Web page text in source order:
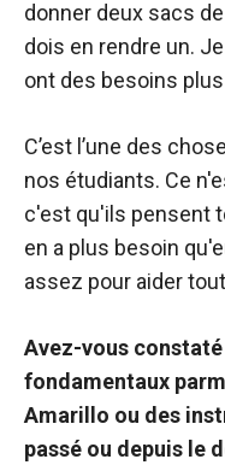
donner deux sacs
dois en rendre un.
ont des besoins
C’est l’une des
nos étudiants. Ce
c'est qu'ils pensent
en a plus besoin
assez pour aider
Avez-vous
fondamentaux
Amarillo ou des
passé ou depuis le